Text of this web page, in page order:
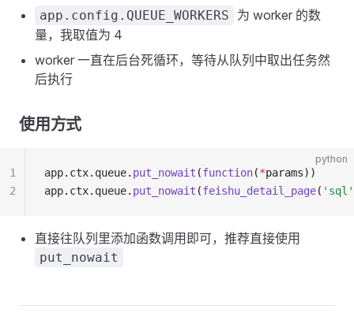
app.config.QUEUE_WORKERS
为 worker 的数
量，我取值为 4
worker 一直在后台死循环，等待从队列中取出任务然
后执行
使用方式
python
app. ctx. queue. put_nowait (function(*params))
app. ctx. queue. put_nowait (feishu_detail_page( 'sql'
1
2
直接往队列里添加函数调用即可，推荐直接使用
put_nowait